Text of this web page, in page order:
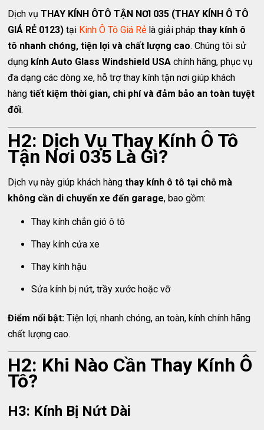
Dịch vụTHAY KÍNH ÔTÔ TẬN NƠI 035 (THAY KÍNH Ô TÔ
GIÁ RẺ 0123) tại Kinh Ô Tô Giá Rẻ là giải phápthay kính ô
tô nhanh chóng, tiện lợi và chất lượng cao. Chúng tôi sử
dụng kính Auto Glass Windshield USA chính hãng, phục vụ
đa dạng các dòng xe, hỗ trợ thay kính tận nơi giúp khách
hàngtiết kiệm thời gian, chi phí và đảm bảo an toàn tuyệt
đối.
H2: Dịch Vụ Thay Kính Ô Tô
Tận Nơi 035 Là Gì?
Dịch vụ này giúp khách hàngthay kính ô tô tại chỗ mà
không cần di chuyển xe đến garage, bao gồm:
Thay kính chắn gió ô tô
Thay kính cửa xe
Thay kính hậu
Sửa kính bị nứt, trầy xước hoặc vỡ
Điểm nổi bật: Tiện lợi, nhanh chóng, an toàn, kính chính hãng
chất lượng cao.
H2: Khi Nào Cần Thay Kính Ô
Tô?
H3: Kính Bị Nứt Dài